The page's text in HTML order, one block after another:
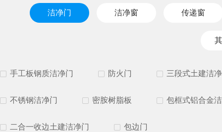
洁净门 洁净窗 传递窗
手工板钢质洁净门 防火门 三段式土建洁
不锈钢洁净门 密胺树脂板 包框式铝合金
二合一收边土建洁净门 包边门